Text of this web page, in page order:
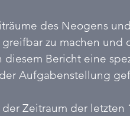
des Neogens
zu machen und
diesem Bericht eine
Aufgabenstellung
Zeitraum der letzten